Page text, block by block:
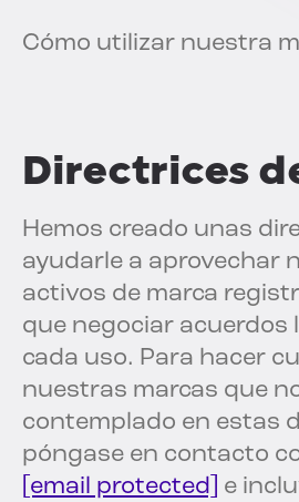
Cómo utilizar nuestra
Directrices
Hemos creado unas
ayudarle a aprovechar
activos de marca
que negociar acuerdos
cada uso. Para hacer
nuestras marcas que
contemplado en estas
póngase en contacto
[email protected]
e